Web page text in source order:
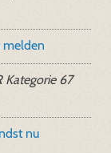
melden
Kategorie 67
nu